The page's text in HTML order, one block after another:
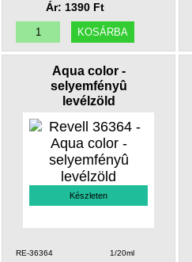
Ár: 1390 Ft
Aqua color -
selyemfényû
levélzöld
Készleten
RE-36364 1/20ml